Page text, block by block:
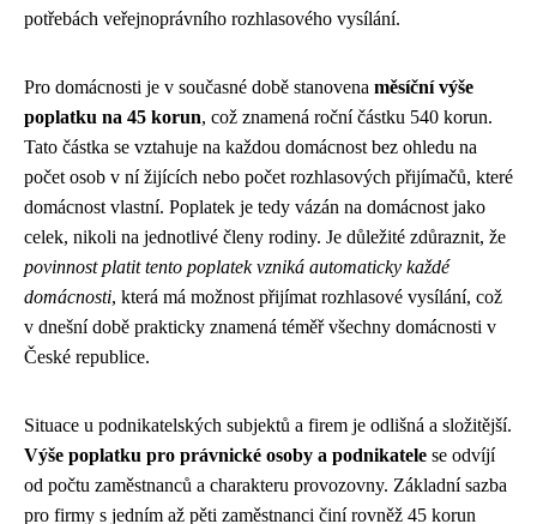
potřebách veřejnoprávního rozhlasového vysílání.
Pro domácnosti je v současné době stanovena měsíční výše
poplatku na 45 korun, což znamená roční částku 540 korun.
Tato částka se vztahuje na každou domácnost bez ohledu na
počet osob v ní žijících nebo počet rozhlasových přijímačů, které
domácnost vlastní. Poplatek je tedy vázán na domácnost jako
celek, nikoli na jednotlivé členy rodiny. Je důležité zdůraznit, že
povinnost platit tento poplatek vzniká automaticky každé
domácnosti, která má možnost přijímat rozhlasové vysílání, což
v dnešní době prakticky znamená téměř všechny domácnosti v
České republice.
Situace u podnikatelských subjektů a firem je odlišná a složitější.
Výše poplatku pro právnické osoby a podnikatele se odvíjí
od počtu zaměstnanců a charakteru provozovny. Základní sazba
pro firmy s jedním až pěti zaměstnanci činí rovněž 45 korun